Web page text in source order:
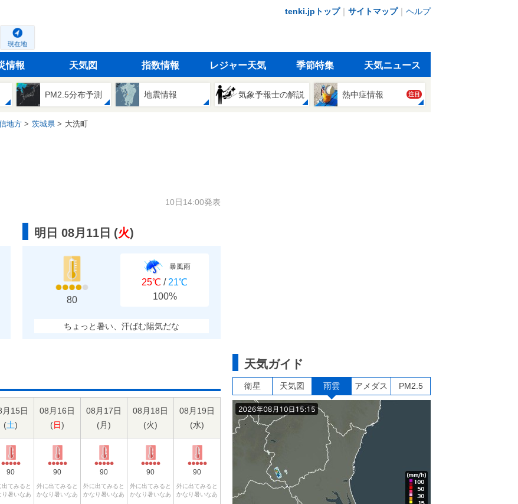
tenki.jpトップ｜ サイトマップ｜ ヘルプ
現在地
情報 天気図 指数情報 レジャー天気 季節特集 天気ニュース
PM2.5分布予測 地震情報 気象予報士の解説 熱中症情報 注目
地方 茨城県 大洗町
10日14:00発表
明日 08月11日 (火)
80
暴風雨
25℃ / 21℃
100%
ちょっと暑い、汗ばむ陽気だな
月15日
(土)
08月16日
(日)
08月17日
(月)
08月18日
(火)
08月19日
(水)
90
出てみると
り暑いなあ
90
外に出てみると
かなり暑いなあ
90
外に出てみると
かなり暑いなあ
90
外に出てみると
かなり暑いなあ
90
外に出てみると
かなり暑いなあ
天気ガイド
衛星 天気図 雨雲 アメダス PM2.5